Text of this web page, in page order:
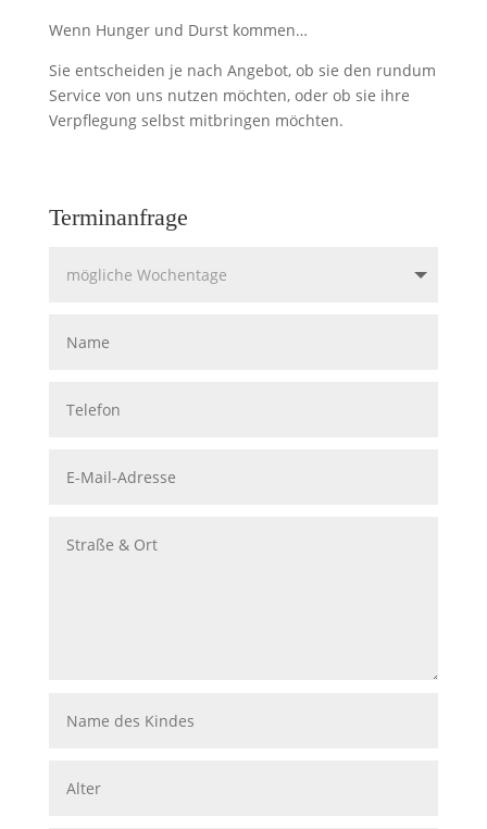
Wenn Hunger und Durst kommen…
Sie entscheiden je nach Angebot, ob sie den rundum
Service von uns nutzen möchten, oder ob sie ihre
Verpflegung selbst mitbringen möchten.
Terminanfrage